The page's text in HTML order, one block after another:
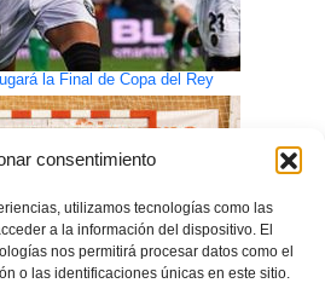
consentimiento
utilizamos tecnologías como las
a la información del dispositivo. El
nos permitirá procesar datos como el
o las identificaciones únicas en este sitio.
la Final de Copa del Rey